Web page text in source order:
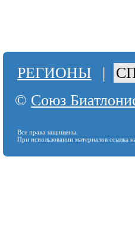
РЕГИОНЫ |
© Союз
Все права защищены.
При использовании материалов ссылка